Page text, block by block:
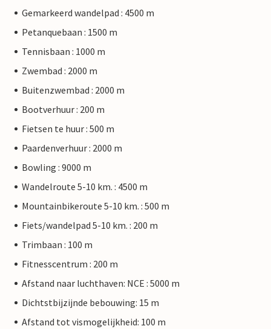
Gemarkeerd wandelpad : 4500 m
Petanquebaan : 1500 m
Tennisbaan : 1000 m
Zwembad : 2000 m
Buitenzwembad : 2000 m
Bootverhuur : 200 m
Fietsen te huur : 500 m
Paardenverhuur : 2000 m
Bowling : 9000 m
Wandelroute 5-10 km. : 4500 m
Mountainbikeroute 5-10 km. : 500 m
Fiets/wandelpad 5-10 km. : 200 m
Trimbaan : 100 m
Fitnesscentrum : 200 m
Afstand naar luchthaven: NCE : 5000 m
Dichtstbijzijnde bebouwing: 15 m
Afstand tot vismogelijkheid: 100 m